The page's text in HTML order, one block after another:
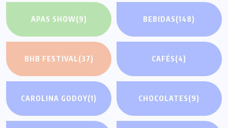
APAS SHOW(9) BEBIDAS(148)
BHB FESTIVAL(37) CAFÉS(4)
CAROLINA GODOY(1) CHOCOLATES(9)